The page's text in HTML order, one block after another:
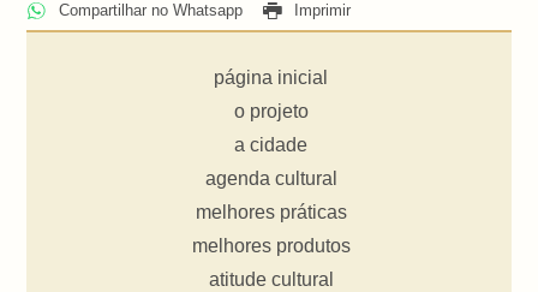
Compartilhar no Whatsapp
Imprimir
página inicial
o projeto
a cidade
agenda cultural
melhores práticas
melhores produtos
atitude cultural